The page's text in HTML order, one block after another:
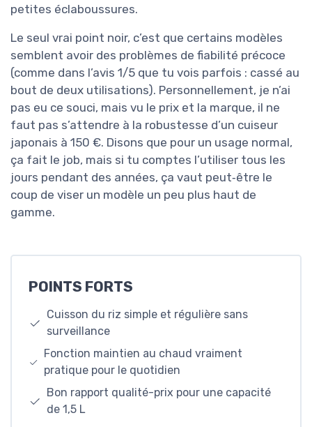
petites éclaboussures.
Le seul vrai point noir, c’est que certains modèles
semblent avoir des problèmes de fiabilité précoce
(comme dans l’avis 1/5 que tu vois parfois : cassé au
bout de deux utilisations). Personnellement, je n’ai
pas eu ce souci, mais vu le prix et la marque, il ne
faut pas s’attendre à la robustesse d’un cuiseur
japonais à 150 €. Disons que pour un usage normal,
ça fait le job, mais si tu comptes l’utiliser tous les
jours pendant des années, ça vaut peut‑être le
coup de viser un modèle un peu plus haut de
gamme.
POINTS FORTS
Cuisson du riz simple et régulière sans
surveillance
Fonction maintien au chaud vraiment
pratique pour le quotidien
Bon rapport qualité-prix pour une capacité
de 1,5 L